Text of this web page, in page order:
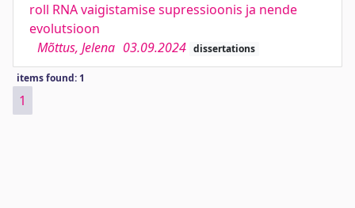
roll RNA vaigistamise supressioonis ja nende
evolutsioon
Mõttus, Jelena 03.09.2024 dissertations
items found: 1
1